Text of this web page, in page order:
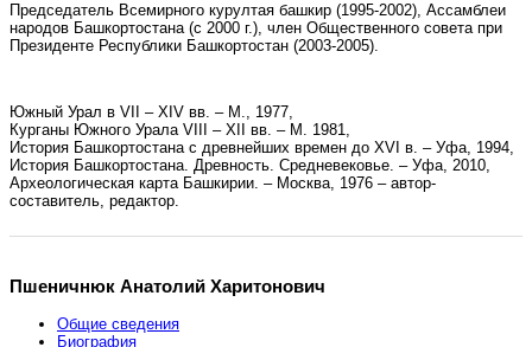
Председатель Всемирного курултая башкир (1995-2002), Ассамблеи
народов Башкортостана (с 2000 г.), член Общественного совета при
Президенте Республики Башкортостан (2003-2005).
Южный Урал в VII – XIV вв. – М., 1977,
Курганы Южного Урала VIII – XII вв. – М. 1981,
История Башкортостана с древнейших времен до XVI в. – Уфа, 1994,
История Башкортостана. Древность. Средневековье. – Уфа, 2010,
Археологическая карта Башкирии. – Москва, 1976 – автор-
составитель, редактор.
Пшеничнюк Анатолий Харитонович
Общие сведения
Биография